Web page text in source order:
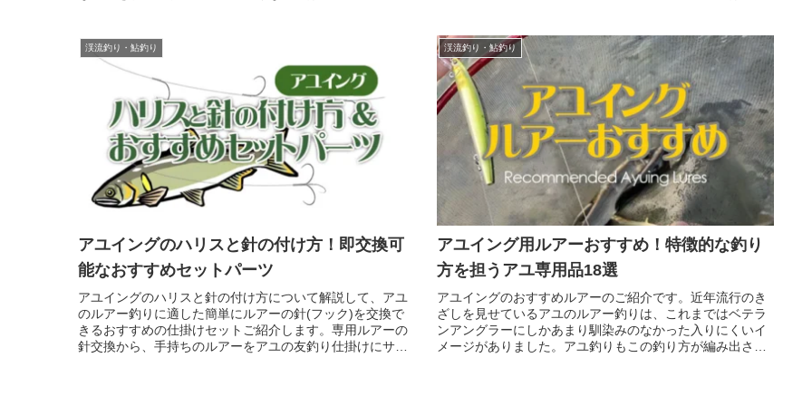
渓流釣り・鮎釣り
アユイングのハリスと針の付け方！即交換可
能なおすすめセットパーツ
アユイングのハリスと針の付け方について解説して、アユ
のルアー釣りに適した簡単にルアーの針(フック)を交換で
きるおすすめの仕掛けセットご紹介します。専用ルアーの
針交換から、手持ちのルアーをアユの友釣り仕掛けにサク
渓流釣り・鮎釣り
アユイング用ルアーおすすめ！特徴的な釣り
方を担うアユ専用品18選
アユイングのおすすめルアーのご紹介です。近年流行のき
ざしを見せているアユのルアー釣りは、これまではベテラ
ンアングラーにしかあまり馴染みのなかった入りにくいイ
メージがありました。アユ釣りもこの釣り方が編み出され